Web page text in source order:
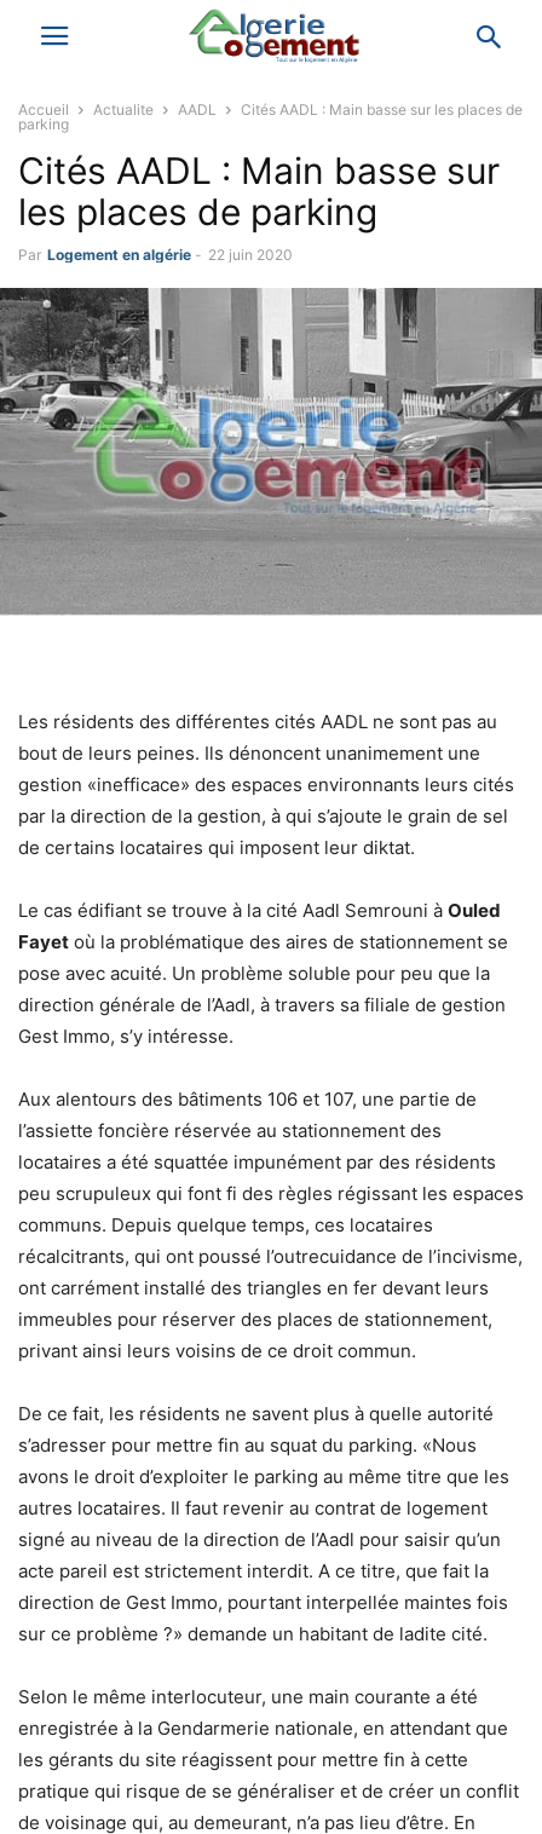
Accueil Actualite AADL
Cités AADL : Main basse sur les places de
parking
Cités AADL : Main basse sur
les places de parking
Par Logement en algérie - 22 juin 2020
Les résidents des différentes cités AADL ne sont pas au
bout de leurs peines. Ils dénoncent unanimement une
gestion «inefficace» des espaces environnants leurs cités
par la direction de la gestion, à qui s’ajoute le grain de sel
de certains locataires qui imposent leur diktat.
Le cas édifiant se trouve à la cité Aadl Semrouni à Ouled
Fayet où la problématique des aires de stationnement se
pose avec acuité. Un problème soluble pour peu que la
direction générale de l’Aadl, à travers sa filiale de gestion
Gest Immo, s’y intéresse.
Aux alentours des bâtiments 106 et 107, une partie de
l’assiette foncière réservée au stationnement des
locataires a été squattée impunément par des résidents
peu scrupuleux qui font fi des règles régissant les espaces
communs. Depuis quelque temps, ces locataires
récalcitrants, qui ont poussé l’outrecuidance de l’incivisme,
ont carrément installé des triangles en fer devant leurs
immeubles pour réserver des places de stationnement,
privant ainsi leurs voisins de ce droit commun.
De ce fait, les résidents ne savent plus à quelle autorité
s’adresser pour mettre fin au squat du parking. «Nous
avons le droit d’exploiter le parking au même titre que les
autres locataires. Il faut revenir au contrat de logement
signé au niveau de la direction de l’Aadl pour saisir qu’un
acte pareil est strictement interdit. A ce titre, que fait la
direction de Gest Immo, pourtant interpellée maintes fois
sur ce problème ?» demande un habitant de ladite cité.
Selon le même interlocuteur, une main courante a été
enregistrée à la Gendarmerie nationale, en attendant que
les gérants du site réagissent pour mettre fin à cette
pratique qui risque de se généraliser et de créer un conflit
de voisinage qui, au demeurant, n’a pas lieu d’être. En